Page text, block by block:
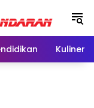
Kuliner